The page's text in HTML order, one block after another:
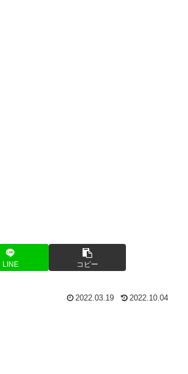
LINE コピー
2022.03.19 2022.10.04